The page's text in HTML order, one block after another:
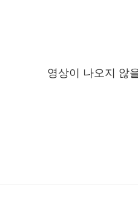
영상이 나오지 않